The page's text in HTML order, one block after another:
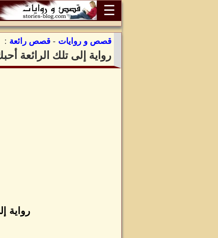
☰
قصص و روايات - قصص رائعة :
رواية إلى تلك الرائعة
رواية